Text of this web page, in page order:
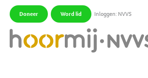
Doneer Word lid Inloggen: NVVS